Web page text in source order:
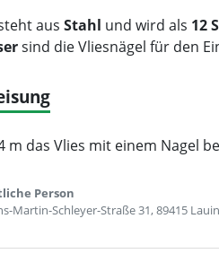
aus Stahl und wird als 12
sind die Vliesnägel für den
m das Vlies mit einem Nagel
Person
Martin-Schleyer-Straße 31, 89415